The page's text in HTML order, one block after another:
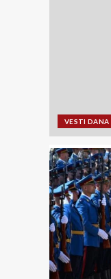
VESTI DANA